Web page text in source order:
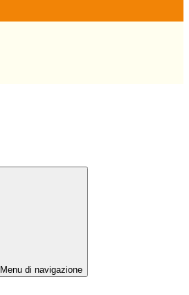
Menu di navigazione